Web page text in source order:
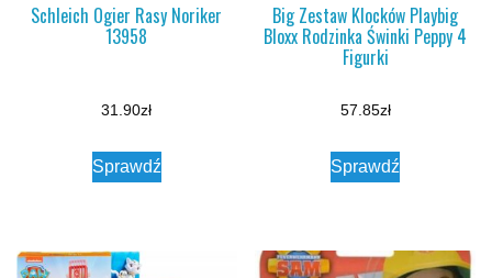
Schleich Ogier Rasy Noriker
13958
31.90zł
Sprawdź
Big Zestaw Klocków Playbig
Bloxx Rodzinka Świnki Peppy 4
Figurki
57.85zł
Sprawdź